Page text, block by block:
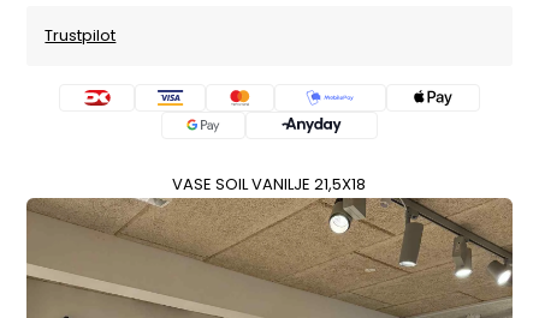
Trustpilot
VASE SOIL VANILJE 21,5X18